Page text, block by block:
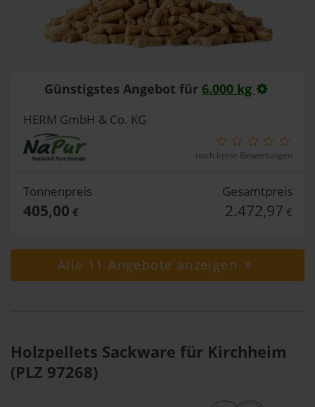
Günstigstes Angebot für 6.000 kg
HERM GmbH & Co. KG
noch keine Bewertungen
Tonnenpreis
405,00 €
Gesamtpreis
2.472,97 €
Alle 11 Angebote anzeigen
Holzpellets Sackware für Kirchheim
(PLZ 97268)